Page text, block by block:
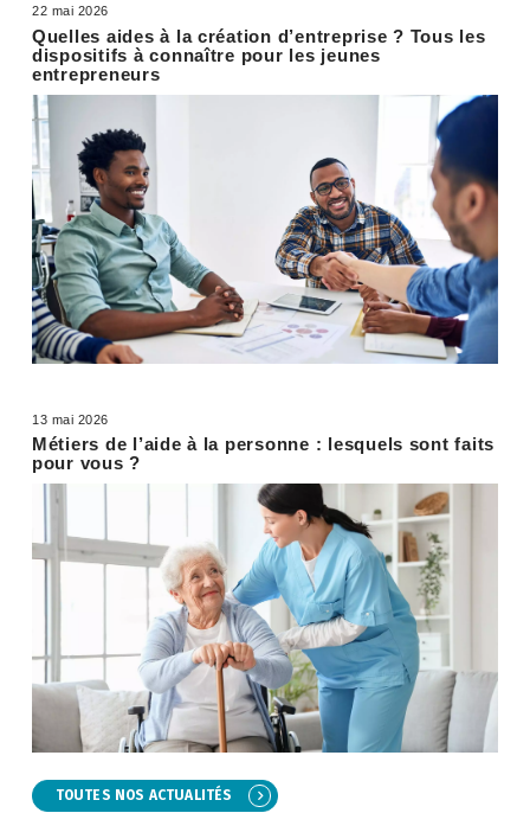
22 mai 2026
Quelles aides à la création d’entreprise ? Tous les
dispositifs à connaître pour les jeunes
entrepreneurs
13 mai 2026
Métiers de l’aide à la personne : lesquels sont faits
pour vous ?
TOUTES NOS ACTUALITÉS